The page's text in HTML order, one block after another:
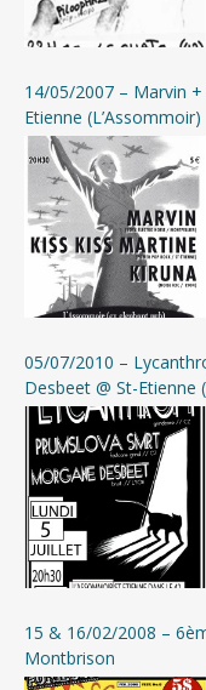
14/05/2007 – Marvin
Etienne (L’Assommoir)
05/07/2010 –
Desbeet @ St-Etienne
15 & 16/02/2008 –
Montbrison